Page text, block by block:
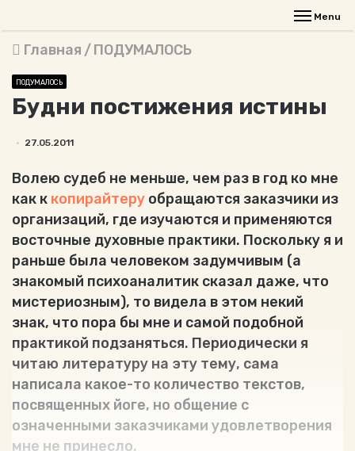
Menu
Главная /ПОДУМАЛОСЬ
ПОДУМАЛОСЬ
Будни постижения истины
27.05.2011
Волею судеб не меньше, чем раз в год ко мне
как к копирайтеру обращаются заказчики из
организаций, где изучаются и применяются
восточные духовные практики. Поскольку я и
раньше была человеком задумчивым (а
знакомый психоаналитик сказал даже, что
мистериозным), то видела в этом некий
знак, что пора бы мне и самой подобной
практикой подзаняться. Периодически я
читаю литературу на эту тему, сама
написала какое-то количество текстов,
посвященных йоге, но общение с
означенными заказчиками удовлетворения
мне не принесло.